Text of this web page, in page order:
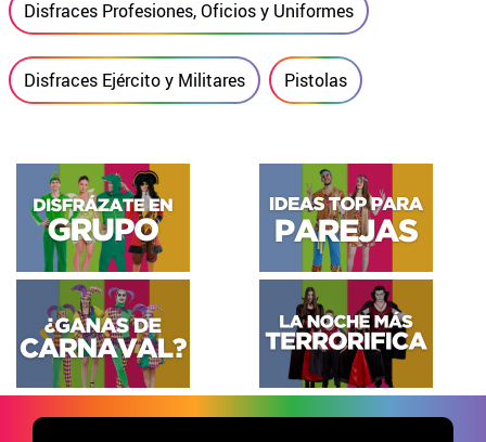
Disfraces Profesiones, Oficios y Uniformes
Disfraces Ejército y Militares Pistolas